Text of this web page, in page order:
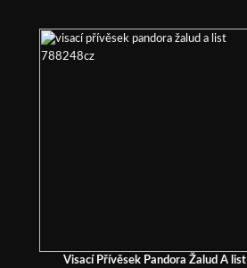
Visací Přívěsek Pandora Žalud A list